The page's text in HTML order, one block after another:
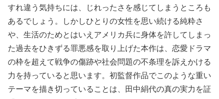
すれ違う気持ちには、じれったさを感じてしまうところも
あるでしょう。しかしひとりの女性を思い続ける純粋さ
や、生活のためとはいえアメリカ兵に身体を許してしまっ
た過去をひきずる罪悪感を取り上げた本作は、恋愛ドラマ
の枠を超えて戦争の傷跡や社会問題の不条理を訴えかける
力を持っていると思います。初監督作品でこのような重い
テーマを描き切っていることは、田中絹代の真の実力を証